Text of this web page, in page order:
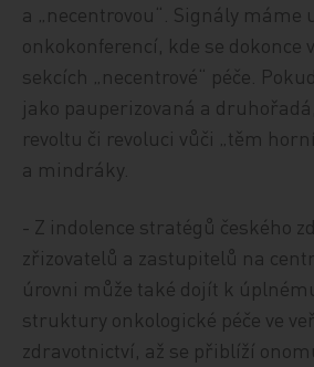
a „necentrovou“. Signály máme
onkokonferencí, kde se dokonce
sekcích „necentrové“ péče.
jako pauperizovaná a
revoltu či revoluci vůči „těm
a mindráky.
- Z indolence stratégů českého
zřizovatelů a zastupitelů na
úrovni může také dojít k
struktury onkologické péče ve
zdravotnictví, až se přiblíží